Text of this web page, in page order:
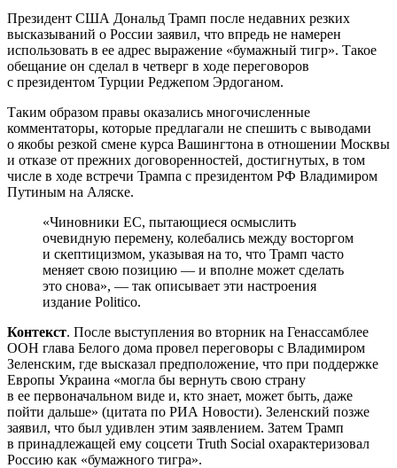
Президент США Дональд Трамп после недавних резких
высказываний о России заявил, что впредь не намерен
использовать в ее адрес выражение «бумажный тигр». Такое
обещание он сделал в четверг в ходе переговоров
с президентом Турции Реджепом Эрдоганом.
Таким образом правы оказались многочисленные
комментаторы, которые предлагали не спешить с выводами
о якобы резкой смене курса Вашингтона в отношении Москвы
и отказе от прежних договоренностей, достигнутых, в том
числе в ходе встречи Трампа с президентом РФ Владимиром
Путиным на Аляске.
«Чиновники ЕС, пытающиеся осмыслить
очевидную перемену, колебались между восторгом
и скептицизмом, указывая на то, что Трамп часто
меняет свою позицию — и вполне может сделать
это снова», — так описывает эти настроения
издание Politico.
Контекст. После выступления во вторник на Генассамблее
ООН глава Белого дома провел переговоры с Владимиром
Зеленским, где высказал предположение, что при поддержке
Европы Украина «могла бы вернуть свою страну
в ее первоначальном виде и, кто знает, может быть, даже
пойти дальше» (цитата по РИА Новости). Зеленский позже
заявил, что был удивлен этим заявлением. Затем Трамп
в принадлежащей ему соцсети Truth Social охарактеризовал
Россию как «бумажного тигра».